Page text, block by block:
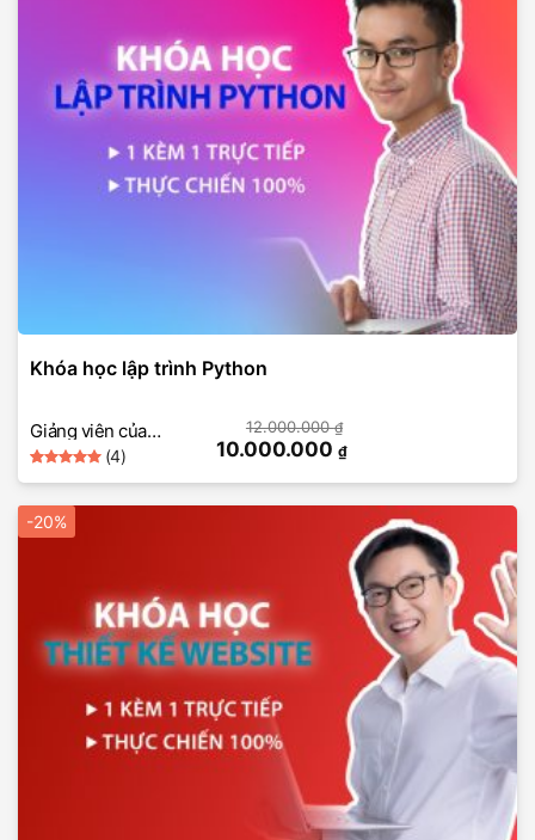
Khóa học lập trình Python
Giảng viên của
SkillMall
based on
customer
ratings
(4)
12.000.000₫
10.000.000 ₫
-20%